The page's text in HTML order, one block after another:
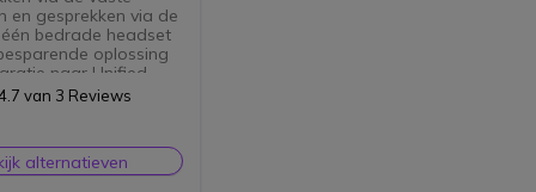
en gesprekken via de
één bedrade headset
oplossing
naar Unified
met uw PC via USB
met alle
van 3 Reviews
alternatieven